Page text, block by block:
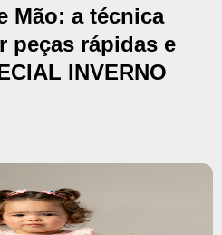
Mão: a técnica
peças rápidas e
INVERNO